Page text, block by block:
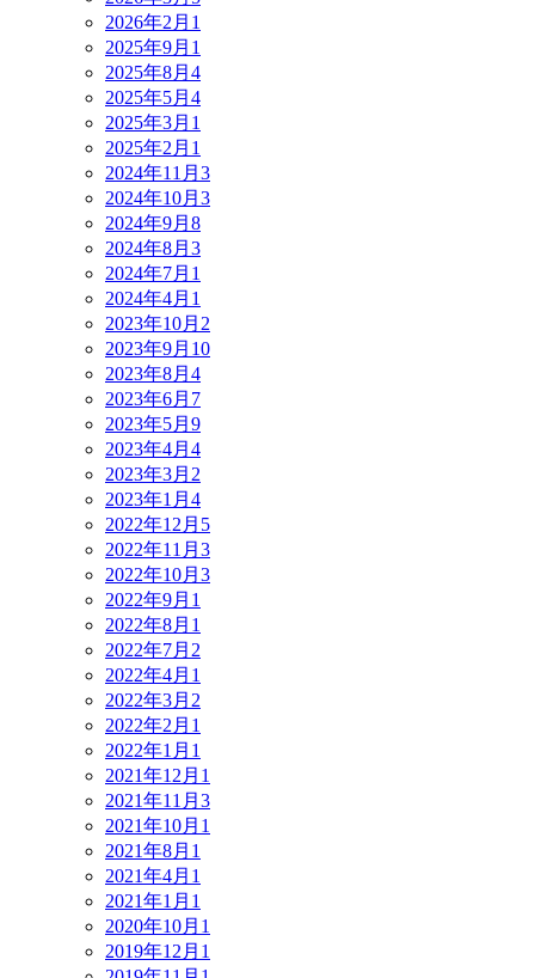
2026年2月 1
2025年9月 1
2025年8月 4
2025年5月 4
2025年3月 1
2025年2月 1
2024年11月 3
2024年10月 3
2024年9月 8
2024年8月 3
2024年7月 1
2024年4月 1
2023年10月 2
2023年9月 10
2023年8月 4
2023年6月 7
2023年5月 9
2023年4月 4
2023年3月 2
2023年1月 4
2022年12月 5
2022年11月 3
2022年10月 3
2022年9月 1
2022年8月 1
2022年7月 2
2022年4月 1
2022年3月 2
2022年2月 1
2022年1月 1
2021年12月 1
2021年11月 3
2021年10月 1
2021年8月 1
2021年4月 1
2021年1月 1
2020年10月 1
2019年12月 1